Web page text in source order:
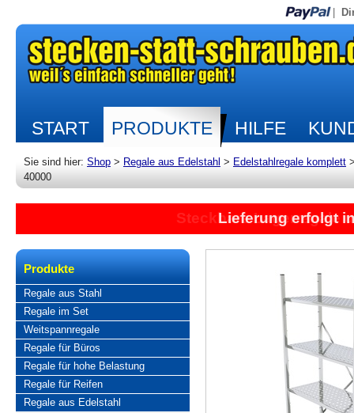
START PRODUKTE HILFE
Sie sind hier: Shop > Regale aus Edelstahl > Edelstahlregale komplett
40000
Lieferung erfolgt
Produkte
Regale aus Stahl
Regale im Set
Weitspannregale
Regale für Büros
Regale für hohe Belastung
Regale für Reifen
Regale aus Edelstahl